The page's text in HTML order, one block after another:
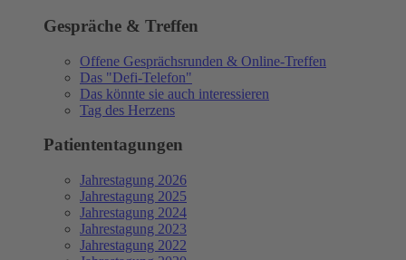
Gespräche & Treffen
Offene Gesprächsrunden & Online-Treffen
Das "Defi-Telefon"
Das könnte sie auch interessieren
Tag des Herzens
Patiententagungen
Jahrestagung 2026
Jahrestagung 2025
Jahrestagung 2024
Jahrestagung 2023
Jahrestagung 2022